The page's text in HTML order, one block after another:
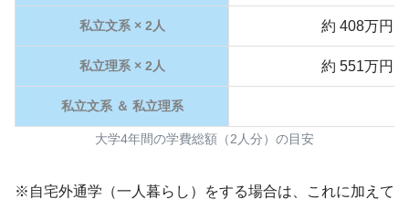
私立文系 × 2人 約 408万円
私立理系 × 2人 約 551万円
私立文系 ＆ 私立理系
大学4年間の学費総額（2人分）の目安
※自宅外通学（一人暮らし）をする場合は、これに加えて